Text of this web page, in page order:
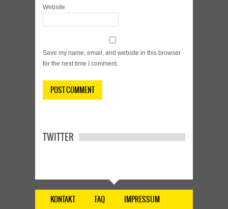
Website
Save my name, email, and website in this browser
for the next time I comment.
TWITTER
KONTAKT FAQ
IMPRESSUM